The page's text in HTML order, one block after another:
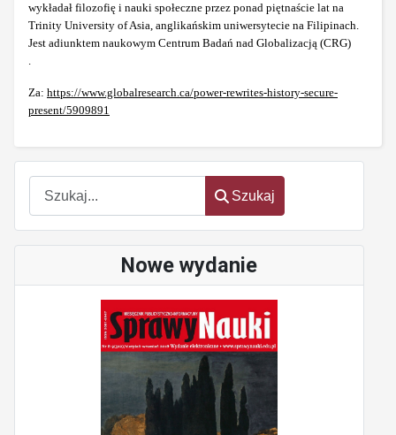
Szukaj
Szukaj
Nowe wydanie
wykładał filozofię i nauki społeczne przez ponad piętnaście lat na
Trinity University of Asia, anglikańskim uniwersytecie na Filipinach.
Jest adiunktem naukowym Centrum Badań nad Globalizacją (CRG)
.
Za: https://www.globalresearch.ca/power-rewrites-history-secure-
present/5909891